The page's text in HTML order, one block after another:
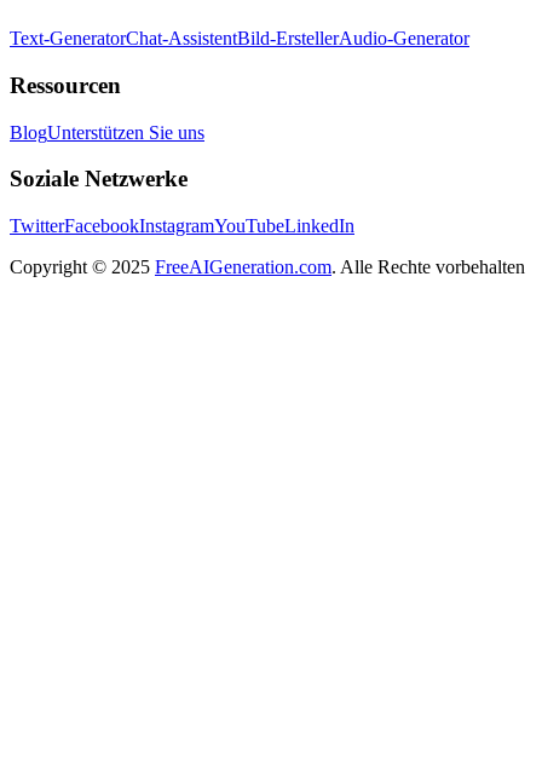
Text-GeneratorChat-AssistentBild-ErstellerAudio-Generator
Ressourcen
BlogUnterstützen Sie uns
Soziale Netzwerke
TwitterFacebookInstagramYouTubeLinkedIn
Copyright © 2025 FreeAIGeneration.com. Alle Rechte vorbehalten